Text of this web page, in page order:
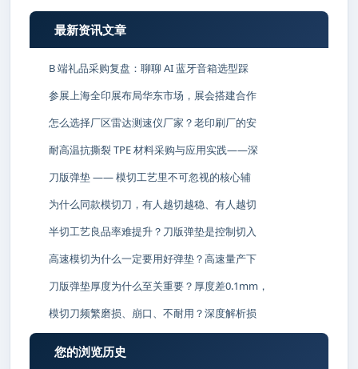
最新资讯文章
B 端礼品采购复盘：聊聊 AI 蓝牙音箱选型踩
参展上海全印展布局华东市场，展会搭建合作
怎么选择厂区雷达测速仪厂家？老印刷厂的安
耐高温抗撕裂 TPE 材料采购与应用实践——深
刀版弹垫 —— 模切工艺里不可忽视的核心辅
为什么同款模切刀，有人越切越稳、有人越切
半切工艺良品率难提升？刀版弹垫是控制切入
高速模切为什么一定要用好弹垫？高速量产下
刀版弹垫厚度为什么至关重要？厚度差0.1mm，
模切刀频繁磨损、崩口、不耐用？深度解析损
您的浏览历史